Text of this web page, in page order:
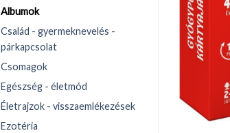
Albumok
Család - gyermeknevelés -
párkapcsolat
Csomagok
Egészség - életmód
Életrajzok - visszaemlékezések
Ezotéria